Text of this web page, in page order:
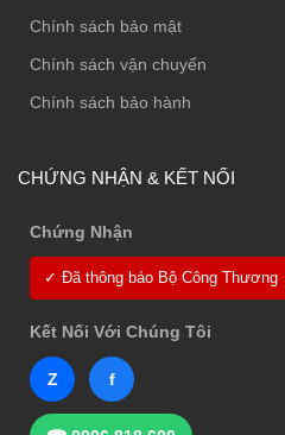
Chính sách bảo mật
Chính sách vận chuyển
Chính sách bảo hành
CHỨNG NHẬN & KẾT NỐI
Chứng Nhận
✓ Đã thông báo Bộ Công Thương
Kết Nối Với Chúng Tôi
Z f